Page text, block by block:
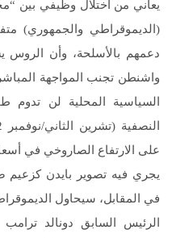
يعاني من اختلال وظيفي بين
(الديموقراطي والجمهوري)
دعمهم بالأسلحة، وأن الروس
واشنطن تجنب المواجهة
السياسية المحلية لن تدوم
على الارتفاع الصاروخي في
يجري فيه تصوير بايدن كزعيم
في المقابل، سيحاول
الرئيس السابق دونالد